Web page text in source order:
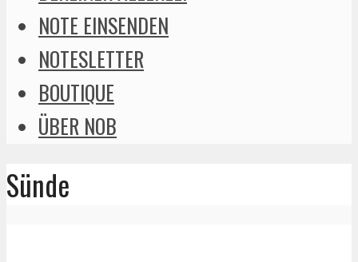
NOTE EINSENDEN
NOTESLETTER
BOUTIQUE
ÜBER NOB
Sünde